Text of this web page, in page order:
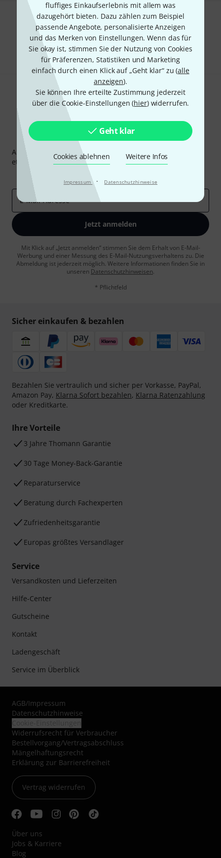
fluffiges Einkaufserlebnis mit allem was
dazugehört bieten. Dazu zählen zum Beispiel
passende Angebote, personalisierte Anzeigen
und das Merken von Einstellungen. Wenn das für
Sie okay ist, stimmen Sie der Nutzung von Cookies
für Präferenzen, Statistiken und Marketing
einfach durch einen Klick auf „Geht klar“ zu (alle
anzeigen).
Sie können Ihre erteilte Zustimmung jederzeit
über die Cookie-Einstellungen (hier) widerrufen.
Geht klar
Cookies ablehnen Weitere Infos
Impressum · Datenschutzhinweise
Gefällt Ihnen, was Sie sehen?
Teilen Hilfe & Feedback
Thomann Newsletter
Abonniere den Thomann Newsletter und gewinne mit
etwas Glück einen von50 Gutscheinenüber jeweils
Inspirierende Beiträge
E-Mail-Adresse*
Jetzt anmelden
Mit Klick auf „Jetzt anmelden“ stimmen Sie dem Erhalt von E-Mail-
Werbung und einer Messung des E-Mail-Nutzungsverhaltens zu. Die
Abmeldung ist jederzeit möglich. Weitere Informationen finden Sie in
unseren Datenschutzhinweisen.
* Pflichtfeld
Sicher einkaufen & bezahlen
Bezahlen Sie vertraulich und sicher per Vorkasse, PayPal,
Amazon Pay, Klarna Sofort bezahlen, Klarna Ratenzahlung
oder Kreditkarte.
Ihre Vorteile
3 Jahre Thomann Garantie
30 Tage Money-Back-Garantie
Reparaturservice
Beratung durch Fachexperten
Zufriedenheitsgarantie
Europas größtes Versandlager
Service
Versandkosten und Lieferzeiten
Hilfe-Center
Gutscheine
Kontakt
Ladengeschäft
Service im Überblick
AGB/Impressum
Datenschutzhinweise
Widerrufsrecht für Verbraucher
Bestellvorgang/Vertragsabschluss
Mängelhaftungsrecht
Erklärung zur Barrierefreiheit
Vertrag widerrufen
Über uns
Jobs & Karriere
Blog